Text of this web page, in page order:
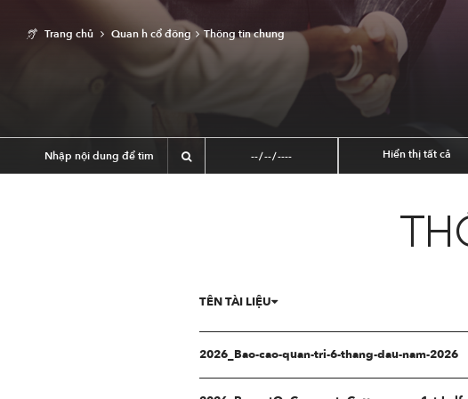
Hiển thị tất cả
Trang chủ Quan h cổ đông Thông tin chung
TÊN TÀI LIỆU
2026_Bao-cao-quan-tri-6-thang-dau-nam-2026